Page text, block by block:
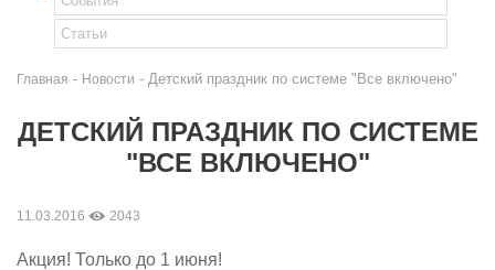
Главная - Новости - Детский праздник по системе "Все включено"
ДЕТСКИЙ ПРАЗДНИК ПО СИСТЕМЕ
"ВСЕ ВКЛЮЧЕНО"
11.03.2016 2043
Акция! Только до 1 июня!